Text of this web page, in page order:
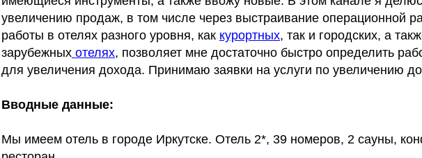
увеличению продаж, в том числе через выстраивание операционной
работы в отелях разного уровня, как курортных, так и городских, а
зарубежных отелях, позволяет мне достаточно быстро определить
для увеличения дохода. Принимаю заявки на услуги по увеличению
Вводные данные:
Мы имеем отель в городе Иркутске. Отель 2*, 39 номеров, 2 сауны,